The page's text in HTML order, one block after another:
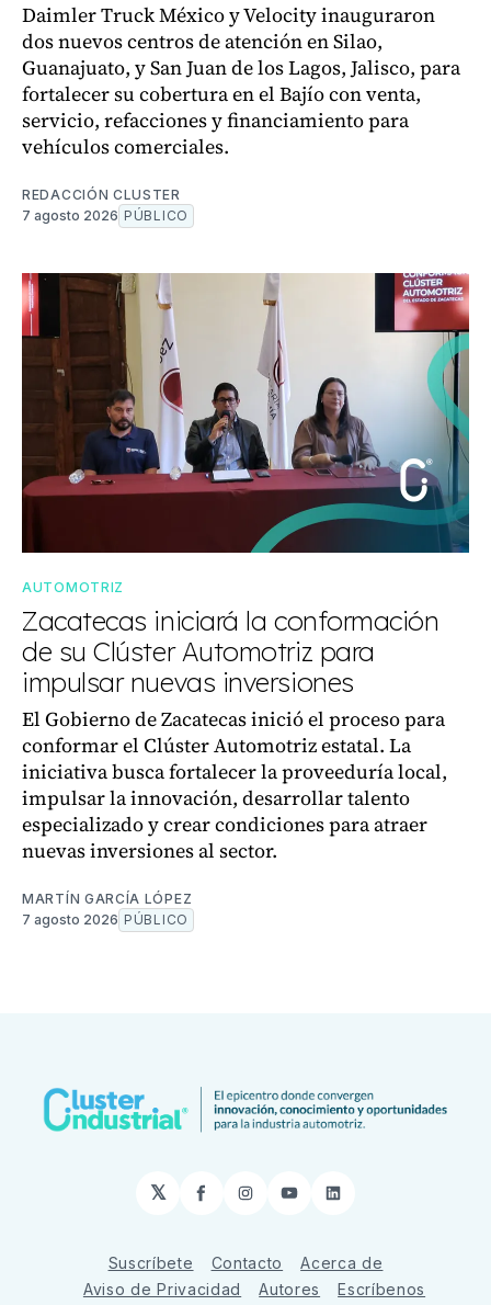
Daimler Truck México y Velocity inauguraron
dos nuevos centros de atención en Silao,
Guanajuato, y San Juan de los Lagos, Jalisco, para
fortalecer su cobertura en el Bajío con venta,
servicio, refacciones y financiamiento para
vehículos comerciales.
REDACCIÓN CLUSTER
7 agosto 2026 PÚBLICO
AUTOMOTRIZ
Zacatecas iniciará la conformación
de su Clúster Automotriz para
impulsar nuevas inversiones
El Gobierno de Zacatecas inició el proceso para
conformar el Clúster Automotriz estatal. La
iniciativa busca fortalecer la proveeduría local,
impulsar la innovación, desarrollar talento
especializado y crear condiciones para atraer
nuevas inversiones al sector.
MARTÍN GARCÍA LÓPEZ
7 agosto 2026 PÚBLICO
𝕏 Facebook
Instagram
YouTubeLinkedIn
Suscríbete Contacto
Acerca de
Aviso de Privacidad
Autores Escríbenos